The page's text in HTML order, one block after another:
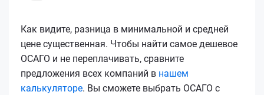
Как видите, разница в минимальной и средней
цене существенная. Чтобы найти самое дешевое
ОСАГО и не переплачивать, сравните
предложения всех компаний в нашем
калькуляторе. Вы сможете выбрать ОСАГО с